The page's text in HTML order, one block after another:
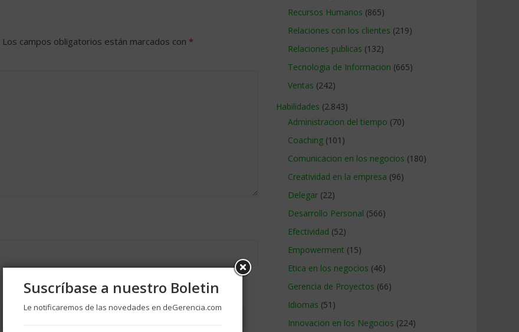
Los campos obligatorios están marcados con *
Recursos Humanos (865)
Relaciones con los clientes (219)
Relaciones publicas (132)
Tecnologia de Informacion (665)
Ventas (242)
Habilidades (2.843)
Administracion del tiempo (70)
Coaching (101)
Comunicacion en los negocios (180)
Creatividad en la empresa (96)
Delegar (22)
Desarrollo Personal (566)
Efectividad (52)
Empowerment (15)
Etica en los negocios (46)
Gerencia de Proyectos (66)
Idiomas (51)
Innovacion en los Negocios (224)
Suscríbase a nuestro Boletin
Le notificaremos de las novedades en deGerencia.com